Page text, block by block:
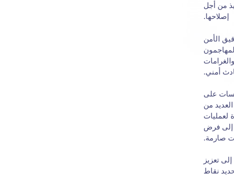
من أجل
إصلاحها.
الأمن
أمني.
على
من
لعمليات
إلى فرض
صارمة.
تعزيز
نقاط